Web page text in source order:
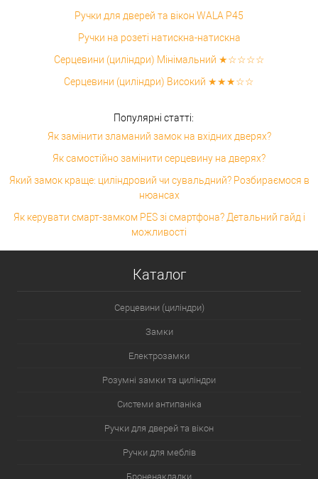
Ручки для дверей та вікон WALA P45
Ручки на розеті натискна-натискна
Серцевини (циліндри) Мінімальний ★☆☆☆☆
Серцевини (циліндри) Високий ★★★☆☆
Популярні статті:
Як замінити зламаний замок на вхідних дверях?
Як самостійно замінити серцевину на дверях?
Який замок краще: циліндровий чи сувальдний? Розбираємося в
нюансах
Як керувати смарт-замком PES зі смартфона? Детальний гайд і
можливості
Каталог
Серцевини (циліндри)
Замки
Електрозамки
Розумні замки та циліндри
Системи антипаніка
Ручки для дверей та вікон
Ручки для меблів
Броненакладки